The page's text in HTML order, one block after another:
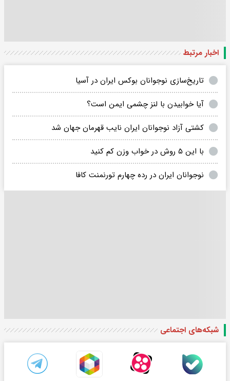
اخبار مرتبط
تاریخ‌سازی نوجوانان بوکس ایران در آسیا
آیا خوابیدن با لنز چشمی ایمن است؟
کشتی آزاد نوجوانان ایران نایب قهرمان جهان شد
با این ۵ روش در خواب وزن کم کنید
نوجوانان ایران در رده چهارم تورنمنت کافا
شبکه‌های اجتماعی